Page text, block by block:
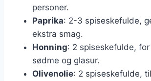
personer.
Paprika: 2-3 spiseskefulde,
ekstra smag.
Honning: 2 spiseskefulde,
sødme og glasur.
Olivenolie: 2 spiseskefulde,